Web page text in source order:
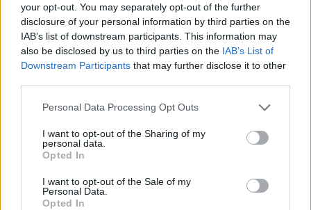
your opt-out. You may separately opt-out of the further
disclosure of your personal information by third parties on the
IAB’s list of downstream participants. This information may
also be disclosed by us to third parties on the IAB’s List of
Downstream Participants that may further disclose it to other
Please note that this website/app uses one or more Google
not limited to your visit or usage behaviour. You may click to
grant or deny consent to Google and its third-party tags to
use your data for below specified purposes in below Google
consent section.
Personal Data Processing Opt Outs
I want to opt-out of the Sharing of my
personal data.
Opted In
I want to opt-out of the Sale of my
Personal Data.
Opted In
#CINEMAKLUB # FILMEK #CHARLIZE THERON